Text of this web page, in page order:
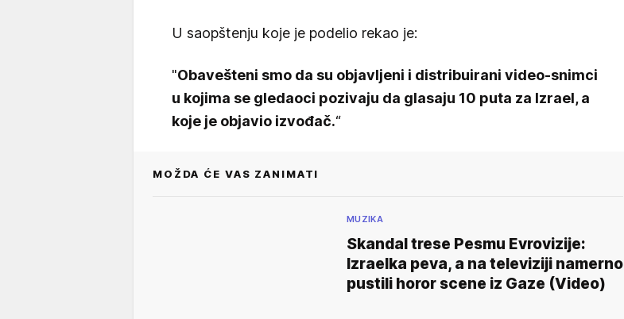
U saopštenju koje je podelio rekao je:
"Obavešteni smo da su objavljeni i distribuirani video-snimci
u kojima se gledaoci pozivaju da glasaju 10 puta za Izrael, a
koje je objavio izvođač.“
MOŽDA ĆE VAS ZANIMATI
MUZIKA
Skandal trese Pesmu Evrovizije:
Izraelka peva, a na televiziji namerno
pustili horor scene iz Gaze (Video)